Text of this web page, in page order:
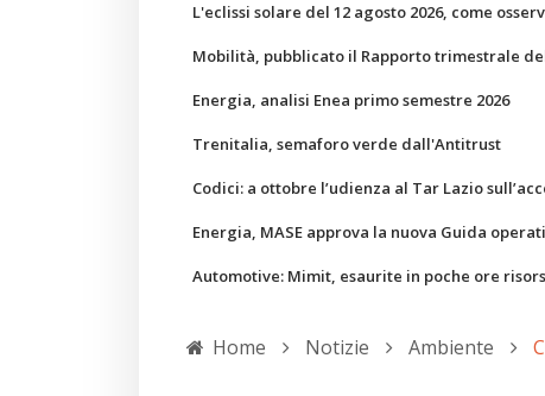
L'eclissi solare del 12 agosto 2026, come
Mobilità, pubblicato il Rapporto trimestrale
Energia, analisi Enea primo semestre 2026
Trenitalia, semaforo verde dall'Antitrust
Codici: a ottobre l’udienza al Tar Lazio
Energia, MASE approva la nuova Guida
Automotive: Mimit, esaurite in poche ore
Home Notizie Ambiente